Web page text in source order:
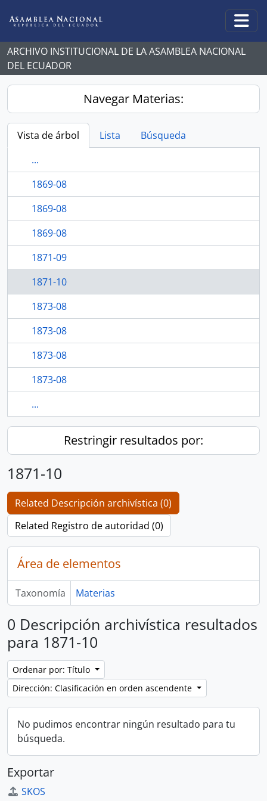
ARCHIVO INSTITUCIONAL DE LA ASAMBLEA NACIONAL
DEL ECUADOR
Navegar Materias:
Vista de árbol Lista
Búsqueda
...
1869-08
1869-08
1869-08
1871-09
1871-10
1873-08
1873-08
1873-08
1873-08
...
Restringir resultados por:
1871-10
Related Descripción archivística (0)
Related Registro de autoridad (0)
Área de elementos
Taxonomía Materias
0 Descripción archivística resultados
para 1871-10
Ordenar por: Título
Dirección: Clasificación en orden ascendente
No pudimos encontrar ningún resultado para tu
búsqueda.
Exportar
SKOS